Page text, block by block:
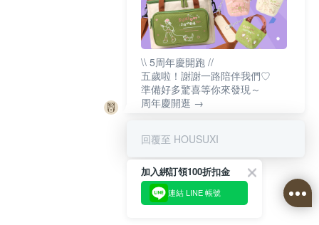
\\ 5周年慶開跑 //
五歲啦！謝謝一路陪伴我們♡
準備好多驚喜等你來發現～
周年慶開逛 →
回覆至 HOUSUXI
加入綁訂領100折扣金
連結 LINE 帳號